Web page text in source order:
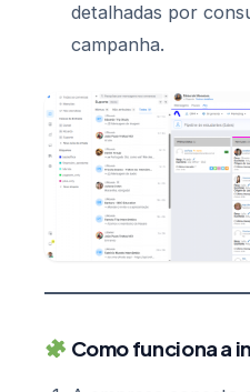
detalhadas por
campanha.
Como funciona a